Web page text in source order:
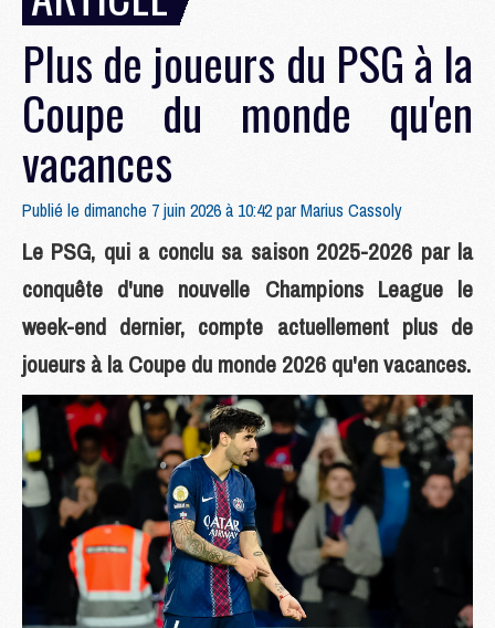
Plus de joueurs du PSG à la
Coupe du monde qu'en
vacances
Publié le dimanche 7 juin 2026 à 10:42 parMarius Cassoly
Le PSG, qui a conclu sa saison 2025-2026 par la
conquête d'une nouvelle Champions League le
week-end dernier, compte actuellement plus de
joueurs à la Coupe du monde 2026 qu'en vacances.